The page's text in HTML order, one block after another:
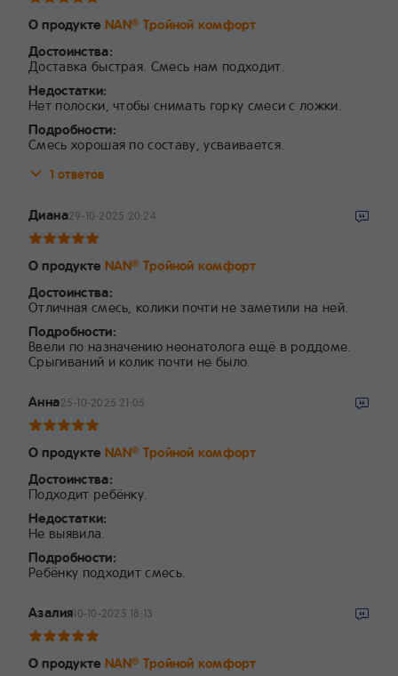
О продукте NAN® Тройной комфорт
Достоинства:
Доставка быстрая. Смесь нам подходит.
Недостатки:
Нет полоски, чтобы снимать горку смеси с ложки.
Подробности:
Смесь хорошая по составу, усваивается.
1 ответов
Диана29-10-2025 20:24
О продукте NAN® Тройной комфорт
Достоинства:
Отличная смесь, колики почти не заметили на ней.
Подробности:
Ввели по назначению неонатолога ещё в роддоме.
Срыгиваний и колик почти не было.
Анна25-10-2025 21:05
О продукте NAN® Тройной комфорт
Достоинства:
Подходит ребёнку.
Недостатки:
Не выявила.
Подробности:
Ребёнку подходит смесь.
Азалия10-10-2025 18:13
О продукте NAN® Тройной комфорт